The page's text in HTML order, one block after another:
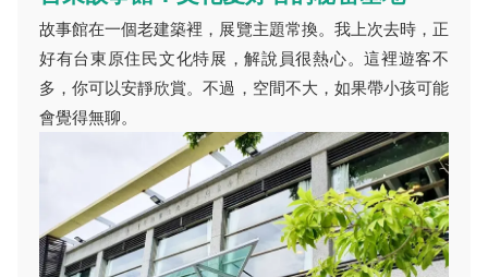
故事館在一個老建築裡，展覽主題常換。我上次去時，正
好有台東原住民文化特展，解說員很熱心。這裡遊客不
多，你可以安靜欣賞。不過，空間不大，如果帶小孩可能
會覺得無聊。